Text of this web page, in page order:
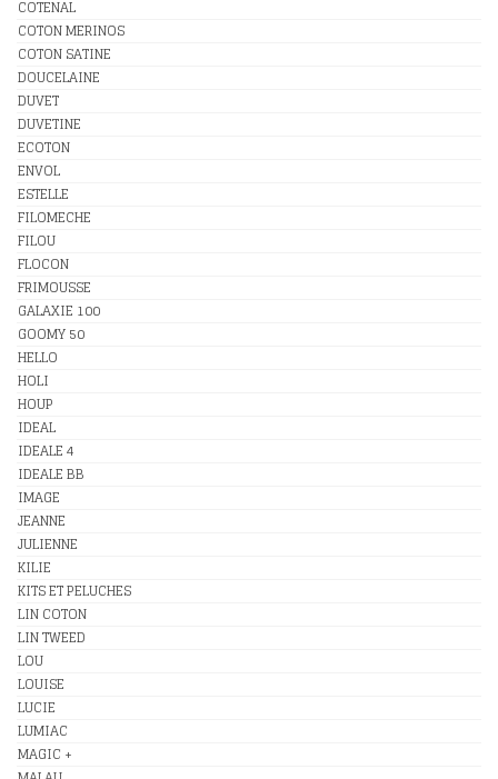
COTENAL
COTON MERINOS
COTON SATINE
DOUCELAINE
DUVET
DUVETINE
ECOTON
ENVOL
ESTELLE
FILOMECHE
FILOU
FLOCON
FRIMOUSSE
GALAXIE 100
GOOMY 50
HELLO
HOLI
HOUP
IDEAL
IDEALE 4
IDEALE BB
IMAGE
JEANNE
JULIENNE
KILIE
KITS ET PELUCHES
LIN COTON
LIN TWEED
LOU
LOUISE
LUCIE
LUMIAC
MAGIC +